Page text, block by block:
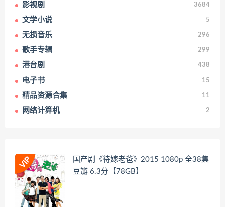
影视剧 3684
文学小说 5
无损音乐 296
歌手专辑 299
港台剧 438
电子书 15
精品资源合集 11
网络计算机 2
国产剧《待嫁老爸》2015 1080p 全38集
豆瓣 6.3分【78GB】